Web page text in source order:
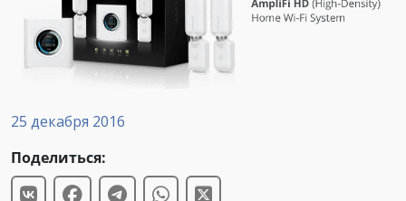
25 декабря 2016
Поделиться: